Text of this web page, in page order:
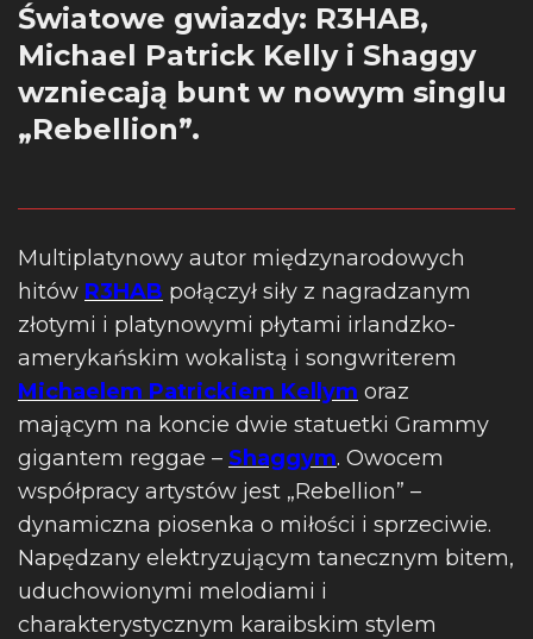
Światowe gwiazdy: R3HAB,
Michael Patrick Kelly i Shaggy
wzniecają bunt w nowym singlu
„Rebellion”.
Multiplatynowy autor międzynarodowych
hitów R3HAB połączył siły z nagradzanym
złotymi i platynowymi płytami irlandzko-
amerykańskim wokalistą i songwriterem
Michaelem Patrickiem Kellym oraz
mającym na koncie dwie statuetki Grammy
gigantem reggae – Shaggym. Owocem
współpracy artystów jest „Rebellion” –
dynamiczna piosenka o miłości i sprzeciwie.
Napędzany elektryzującym tanecznym bitem,
uduchowionymi melodiami i
charakterystycznym karaibskim stylem